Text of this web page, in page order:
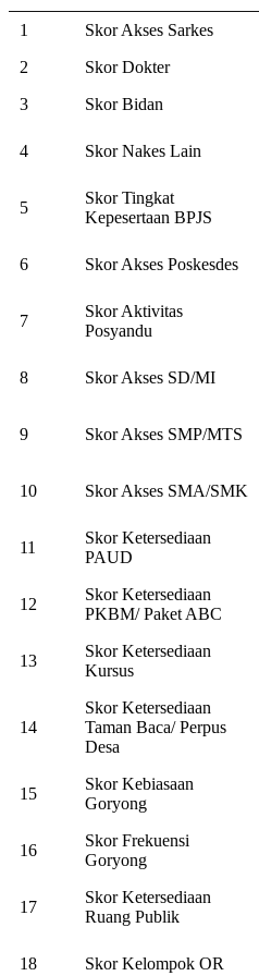
1 Skor Akses Sarkes
2
Skor Dokter
3
Skor Bidan
4 Skor Nakes Lain
5
Skor Tingkat
Kepesertaan BPJS
6 Skor Akses Poskesdes
7
Skor Aktivitas
Posyandu
8 Skor Akses SD/MI
9 Skor Akses SMP/MTS
10 Skor Akses SMA/SMK
11
Skor Ketersediaan
PAUD
12
Skor Ketersediaan
PKBM/ Paket ABC
13
Skor Ketersediaan
Kursus
14
Skor Ketersediaan
Taman Baca/ Perpus
Desa
15
Skor Kebiasaan
Goryong
16
Skor Frekuensi
Goryong
17
Skor Ketersediaan
Ruang Publik
18 Skor Kelompok OR